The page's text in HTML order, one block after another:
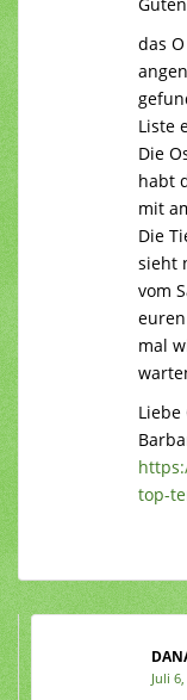
das
Liste
Die
habt
mit
Die
sieht
vom
mal
Liebe
top-
Juli